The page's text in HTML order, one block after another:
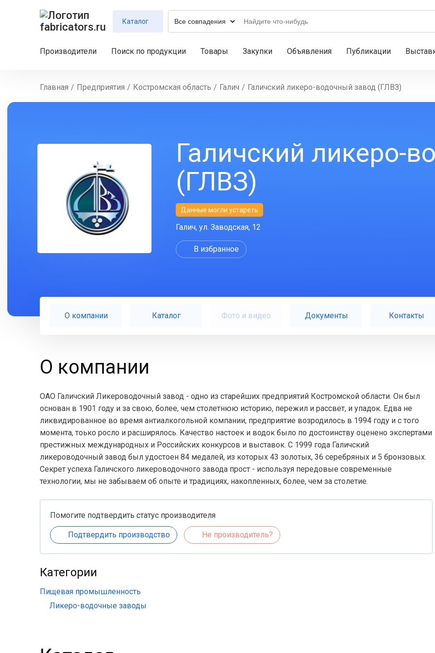
Каталог
Производители Поиск по продукции Товары Закупки Объявления Публикации
Главная / Предприятия / Костромская область / Галич / Галичский ликеро-водочный завод (ГЛВЗ)
Галичский ликеро-
(ГЛВЗ)
Данные могли устареть
Галич, ул. Заводская, 12
В избранное
О компании Каталог Фото и видео Документы Контакты
О компании
ОАО Галичский Ликероводочный завод - одно из старейших предприятий Костромской области. Он был
основан в 1901 году и за свою, более, чем столетнюю историю, пережил и рассвет, и упадок. Едва не
ликвидированное во время антиалкогольной компании, предприятие возродилось в 1994 году и с того
момента, тоько росло и расширялось. Качество настоек и водок было по достоинству оценено экспертами
престижных международных и Российских конкурсов и выставок. С 1999 года Галичский
ликероводочный завод был удостоен 84 медалей, из которых 43 золотых, 36 серебряных и 5 бронзовых.
Секрет успеха Галичского ликероводочного завода прост - используя передовые современные
технологии, мы не забываем об опыте и традициях, накопленных, более, чем за столетие.
Помогите подтвердить статус производителя
Подтвердить производство Не производитель?
Категории
Пищевая промышленность
Ликеро-водочные заводы